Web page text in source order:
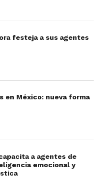
festeja a sus agentes
en México: nueva forma
a agentes de
emocional y